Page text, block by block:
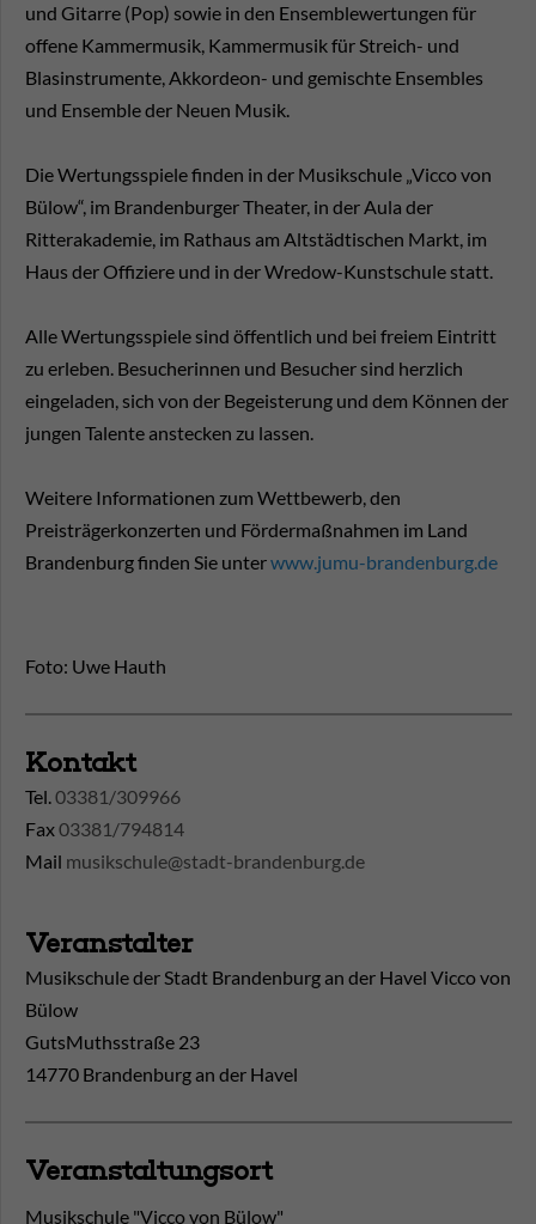
und Gitarre (Pop) sowie in den Ensemblewertungen für
offene Kammermusik, Kammermusik für Streich- und
Blasinstrumente, Akkordeon- und gemischte Ensembles
und Ensemble der Neuen Musik.
Die Wertungsspiele finden in der Musikschule „Vicco von
Bülow“, im Brandenburger Theater, in der Aula der
Ritterakademie, im Rathaus am Altstädtischen Markt, im
Haus der Offiziere und in der Wredow-Kunstschule statt.
Alle Wertungsspiele sind öffentlich und bei freiem Eintritt
zu erleben. Besucherinnen und Besucher sind herzlich
eingeladen, sich von der Begeisterung und dem Können der
jungen Talente anstecken zu lassen.
Weitere Informationen zum Wettbewerb, den
Preisträgerkonzerten und Fördermaßnahmen im Land
Brandenburg finden Sie unterwww.jumu-brandenburg.de
Foto: Uwe Hauth
Kontakt
Tel.03381/309966
Fax03381/794814
Mail musikschule@stadt-brandenburg.de
Veranstalter
Musikschule der Stadt Brandenburg an der Havel Vicco von
Bülow
GutsMuthsstraße 23
14770 Brandenburg an der Havel
Veranstaltungsort
Musikschule "Vicco von Bülow"